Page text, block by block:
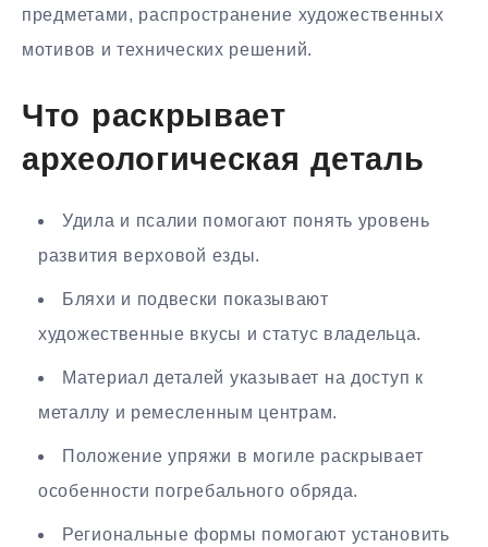
предметами, распространение художественных
мотивов и технических решений.
Что раскрывает
археологическая деталь
Удила и псалии помогают понять уровень
развития верховой езды.
Бляхи и подвески показывают
художественные вкусы и статус владельца.
Материал деталей указывает на доступ к
металлу и ремесленным центрам.
Положение упряжи в могиле раскрывает
особенности погребального обряда.
Региональные формы помогают установить